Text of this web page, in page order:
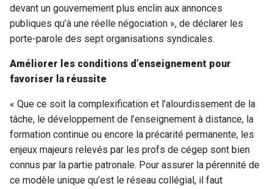
devant un gouvernement plus enclin aux annonces
publiques qu’à une réelle négociation », de déclarer les
porte-parole des sept organisations syndicales.
Améliorer les conditions d’enseignement pour
favoriser la réussite
« Que ce soit la complexification et l’alourdissement de la
tâche, le développement de l’enseignement à distance, la
formation continue ou encore la précarité permanente, les
enjeux majeurs relevés par les profs de cégep sont bien
connus par la partie patronale. Pour assurer la pérennité de
ce modèle unique qu’est le réseau collégial, il faut